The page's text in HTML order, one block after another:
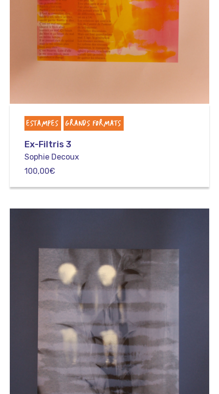
ESTAMPES GRANDS FORMATS
Ex-Filtris 3
Sophie Decoux
100,00€